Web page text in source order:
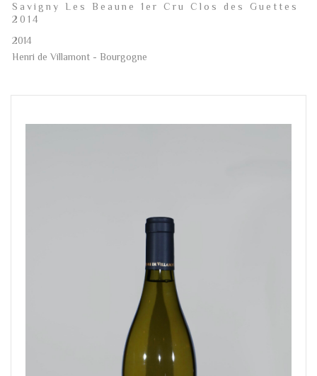
Savigny Les Beaune 1er Cru Clos des Guettes
2014
2014
Henri de Villamont - Bourgogne